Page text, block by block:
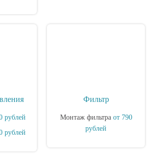
рублей
рублей
Фильтр
Монтаж фильтра от 790
рублей